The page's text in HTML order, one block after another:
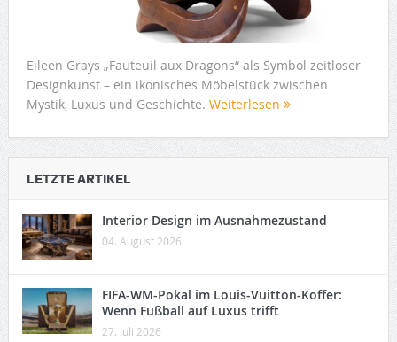
Eileen Grays „Fauteuil aux Dragons“ als Symbol zeitloser
Designkunst – ein ikonisches Möbelstück zwischen
Mystik, Luxus und Geschichte. Weiterlesen
LETZTE ARTIKEL
Interior Design im Ausnahmezustand
04. August 2026
FIFA-WM-Pokal im Louis-Vuitton-Koffer:
Wenn Fußball auf Luxus trifft
27. Juli 2026